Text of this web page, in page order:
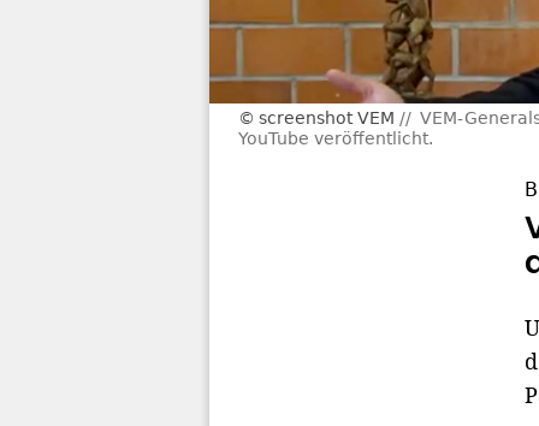
screenshot VEM
VEM-
YouTube veröffentlicht.